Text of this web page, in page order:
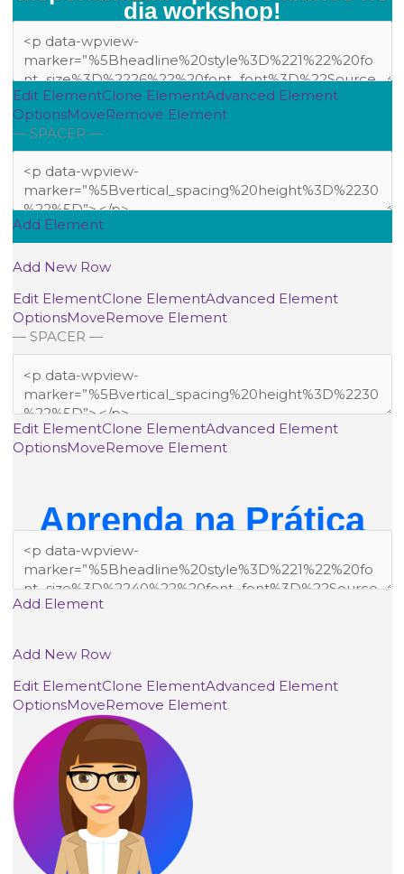
dia workshop!
Edit ElementClone ElementAdvanced Element
OptionsMoveRemove Element
— SPACER —
Add Element
Add New Row
Edit ElementClone ElementAdvanced Element
OptionsMoveRemove Element
— SPACER —
Edit ElementClone ElementAdvanced Element
OptionsMoveRemove Element
Aprenda na Prática
Add Element
Add New Row
Edit ElementClone ElementAdvanced Element
OptionsMoveRemove Element